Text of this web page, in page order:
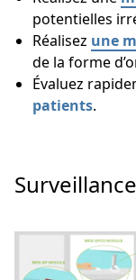
potentielles
Réalisez une
de la forme
Évaluez
patients.